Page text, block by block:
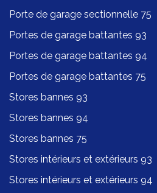
Porte de garage sectionnelle 75
Portes de garage battantes 93
Portes de garage battantes 94
Portes de garage battantes 75
Stores bannes 93
Stores bannes 94
Stores bannes 75
Stores intérieurs et extérieurs 93
Stores intérieurs et extérieurs 94